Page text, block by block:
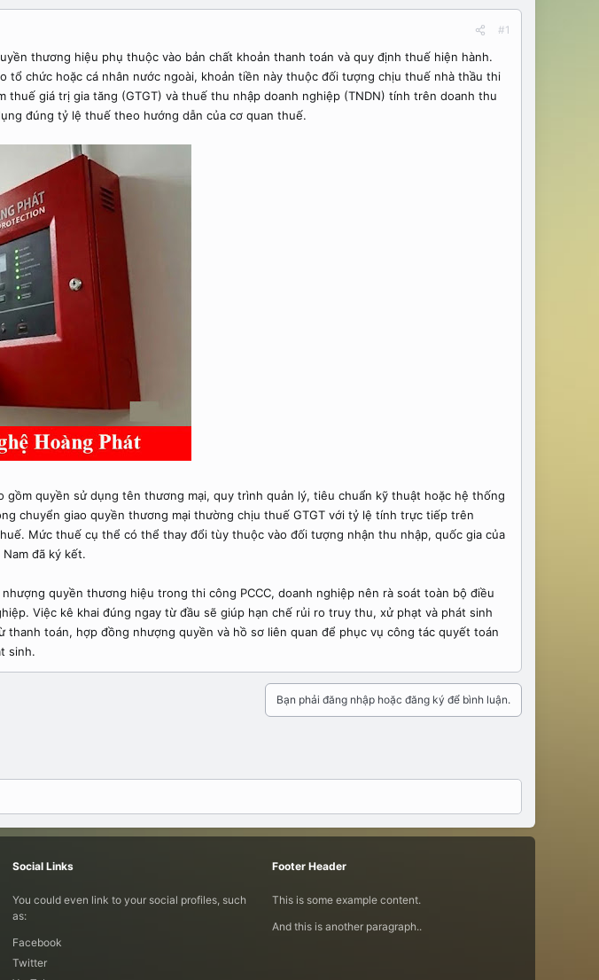
#1
thương hiệu phụ thuộc vào bản chất khoản thanh toán và quy định thuế hiện hành.
chức hoặc cá nhân nước ngoài, khoản tiền này thuộc đối tượng chịu thuế nhà thầu thi
giá trị gia tăng (GTGT) và thuế thu nhập doanh nghiệp (TNDN) tính trên doanh thu
đúng tỷ lệ thuế theo hướng dẫn của cơ quan thuế.
gồm quyền sử dụng tên thương mại, quy trình quản lý, tiêu chuẩn kỹ thuật hoặc hệ thống
chuyển giao quyền thương mại thường chịu thuế GTGT với tỷ lệ tính trực tiếp trên
Mức thuế cụ thể có thể thay đổi tùy thuộc vào đối tượng nhận thu nhập, quốc gia của
đã ký kết.
quyền thương hiệu trong thi công PCCC, doanh nghiệp nên rà soát toàn bộ điều
Việc kê khai đúng ngay từ đầu sẽ giúp hạn chế rủi ro truy thu, xử phạt và phát sinh
toán, hợp đồng nhượng quyền và hồ sơ liên quan để phục vụ công tác quyết toán
sinh.
Bạn phải đăng nhập hoặc đăng ký để bình luận.
Social Links
You could even link to your social profiles, such
as:
Facebook
Twitter
Footer Header
This is some example content.
And this is another paragraph..